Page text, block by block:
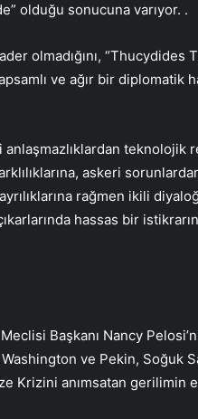
olduğu sonucuna varıyor. .
olmadığını, “Thucydides
ve ağır bir
teknolojik
askeri
rağmen ikili
hassas bir
Başkanı Nancy
Washington ve Pekin, Soğuk
Krizini anımsatan